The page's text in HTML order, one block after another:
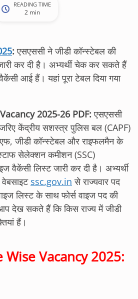
READING TIME
2 min
: एसएससी ने जीडी कॉन्स्टेबल की
कर दी है। अभ्यर्थी चेक कर सकते हैं
आई हैं। यहां पूरा टेबल दिया गया
2025-26 PDF: एसएससी
केंद्रीय सशस्त्र पुलिस बल (CAPF)
जीडी कॉन्स्टेबल और राइफलमैन के
सेलेक्शन कमीशन (SSC)
वैकेंसी लिस्ट जारी कर दी है। अभ्यर्थी
ssc.gov.in से राज्यवार पद
लिस्ट के साथ फोर्स वाइज पद की
देख सकते हैं कि किस राज्य में जीडी
हैं।
Wise Vacancy 2025: